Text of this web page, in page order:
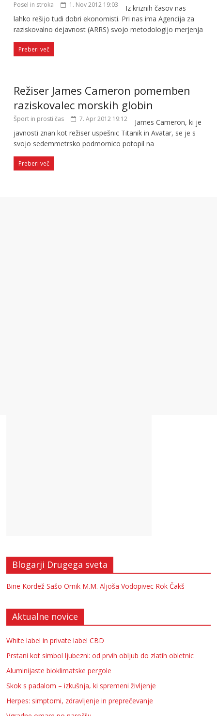
Posel in stroka 1. Nov 2012 19:03
Iz kriznih časov nas
lahko rešijo tudi dobri ekonomisti. Pri nas ima Agencija za
raziskovalno dejavnost (ARRS) svojo metodologijo merjenja
Preberi več
Režiser James Cameron pomemben
raziskovalec morskih globin
Šport in prosti čas 7. Apr 2012 19:12
James Cameron, ki je
javnosti znan kot režiser uspešnic Titanik in Avatar, se je s
svojo sedemmetrsko podmornico potopil na
Preberi več
Blogarji Drugega sveta
Bine Kordež Sašo Ornik M.M. Aljoša Vodopivec Rok Čakš
Aktualne novice
White label in private label CBD
Prstani kot simbol ljubezni: od prvih obljub do zlatih obletnic
Aluminijaste bioklimatske pergole
Skok s padalom – izkušnja, ki spremeni življenje
Herpes: simptomi, zdravljenje in preprečevanje